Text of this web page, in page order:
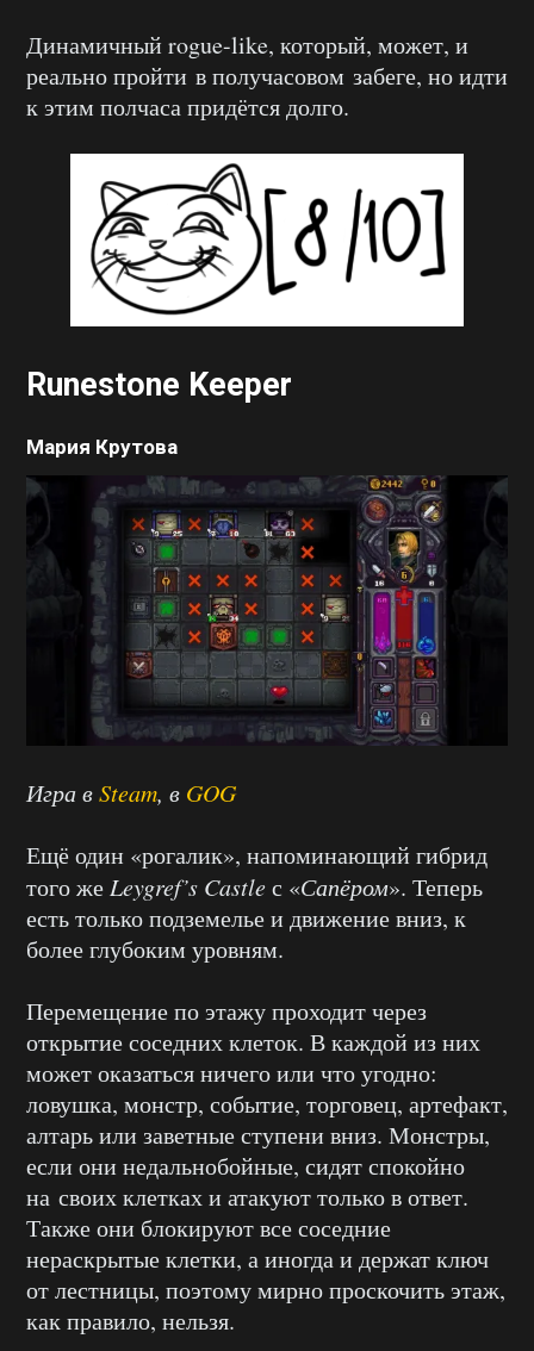
Динамичный rogue-like, который, может, и
реально пройти в получасовом забеге, но идти
к этим полчаса придётся долго.
Runestone Keeper
Мария Крутова
Игра вSteam, в GOG
Ещё один «рогалик», напоминающий гибрид
того же Leygref’s Castleс «Сапёром». Теперь
есть только подземелье и движение вниз, к
более глубоким уровням.
Перемещение по этажу проходит через
открытие соседних клеток. В каждой из них
может оказаться ничего или что угодно:
ловушка, монстр, событие, торговец, артефакт,
алтарь или заветные ступени вниз. Монстры,
если они недальнобойные, сидят спокойно
на своих клетках и атакуют только в ответ.
Также они блокируют все соседние
нераскрытые клетки, а иногда и держат ключ
от лестницы, поэтому мирно проскочить этаж,
как правило, нельзя.